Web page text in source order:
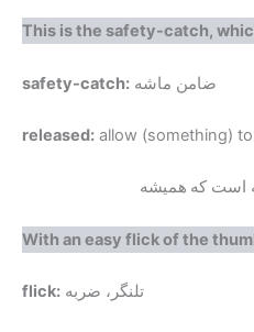
This is the safety-catch,
safety-catch: ضامن ماشه
released: allow (something)
است که همیشه
With an easy flick of the
flick: تلنگر، ضربه